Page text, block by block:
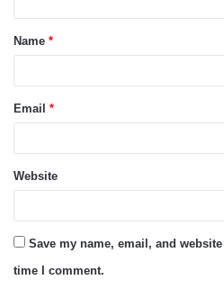
t
*Name *
Email *
Website
Save my name, email, and
time I comment.